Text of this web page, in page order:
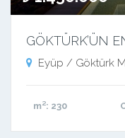
GÖKTÜRK’ÜN
Eyüp / Göktürk
m²: 230